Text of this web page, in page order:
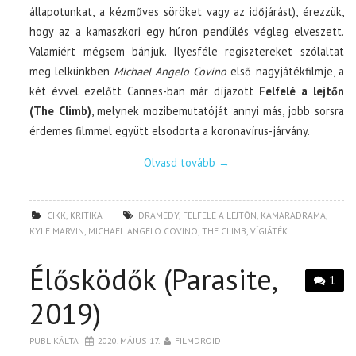
állapotunkat, a kézműves söröket vagy az időjárást), érezzük,
hogy az a kamaszkori egy húron pendülés végleg elveszett.
Valamiért mégsem bánjuk. Ilyesféle regisztereket szólaltat
meg lelkünkben Michael Angelo Covino első nagyjátékfilmje, a
két évvel ezelőtt Cannes-ban már díjazott Felfelé a lejtőn
(The Climb), melynek mozibemutatóját annyi más, jobb sorsra
érdemes filmmel együtt elsodorta a koronavírus-járvány.
Olvasd tovább →
CIKK KRITIKA DRAMEDY, FELFELÉ A LEJTŐN KAMARADRÁMA
KYLE MARVIN MICHAEL ANGELO COVINO ,THE CLIMB ,VÍGJÁTÉK
1
Élősködők (Parasite,
2019)
PUBLIKÁLTA 2020. MÁJUS 17. FILMDROID